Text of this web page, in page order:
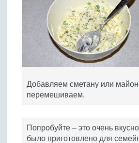
Добавляем сметану или
перемешиваем.
Попробуйте – это очень
было приготовлено для